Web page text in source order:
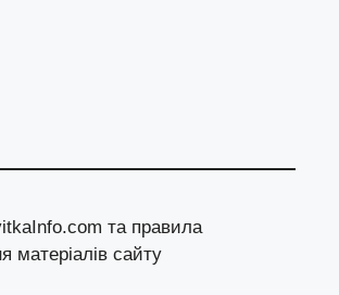
та правила
матеріалів сайту